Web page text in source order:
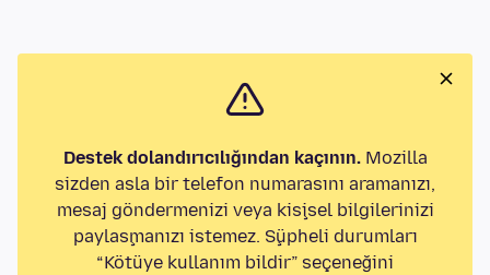
Destek dolandırıcılığından kaçının.Mozilla
sizden asla bir telefon numarasını aramanızı,
mesaj göndermenizi veya kişisel bilgilerinizi
paylaşmanızı istemez. Şüpheli durumları
“Kötüye kullanım bildir” seçeneğini